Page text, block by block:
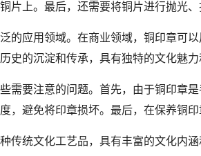
片上。最后，还需要将铜片进行抛光
应用领域。在商业领域，铜印章可以
史的沉淀和传承，具有独特的文化魅力
需要注意的问题。首先，由于铜印章
，避免将印章损坏。最后，在保养铜
统文化工艺品，具有丰富的文化内涵